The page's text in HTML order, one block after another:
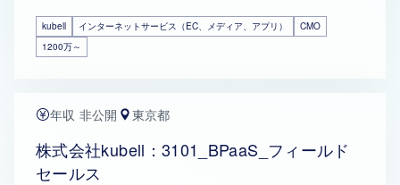
kubell インターネットサービス（EC、メディア、アプリ）
CMO
1200万～
年収 非公開 東京都
株式会社kubell：3101_BPaaS_フィールド
セールス